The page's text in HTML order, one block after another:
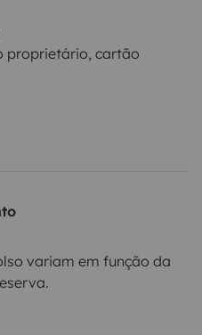
proprietário, cartão
variam em função da